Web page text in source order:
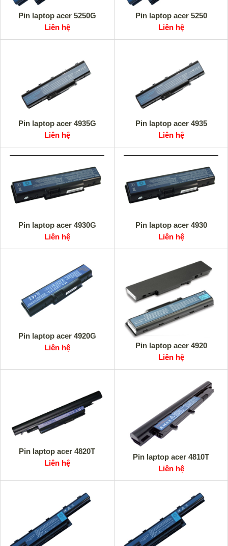
Pin laptop acer 5250G
Liên hệ
Pin laptop acer 5250
Liên hệ
Pin laptop acer 4935G
Liên hệ
Pin laptop acer 4935
Liên hệ
Pin laptop acer 4930G
Liên hệ
Pin laptop acer 4930
Liên hệ
Pin laptop acer 4920G
Liên hệ
Pin laptop acer 4920
Liên hệ
Pin laptop acer 4820T
Liên hệ
Pin laptop acer 4810T
Liên hệ